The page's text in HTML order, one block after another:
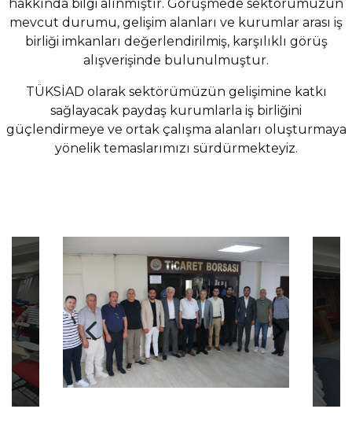
hakkında bilgi alınmıştır. Görüşmede sektörümüzün
mevcut durumu, gelişim alanları ve kurumlar arası iş
birliği imkanları değerlendirilmiş, karşılıklı görüş
alışverişinde bulunulmuştur.
TÜKSİAD olarak sektörümüzün gelişimine katkı
sağlayacak paydaş kurumlarla iş birliğini
güçlendirmeye ve ortak çalışma alanları oluşturmaya
yönelik temaslarımızı sürdürmekteyiz.